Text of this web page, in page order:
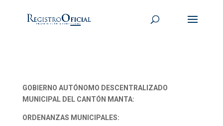
GOBIERNO AUTÓNOMO DESCENTRALIZADO
MUNICIPAL DEL CANTÓN MANTA:
ORDENANZAS MUNICIPALES: